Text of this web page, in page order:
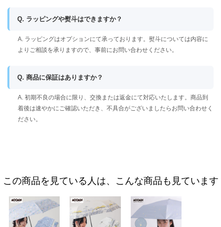
Q. ラッピングや熨斗はできますか？
A. ラッピングはオプションにて承っております。熨斗については内容に
よりご相談を承りますので、事前にお問い合わせください。
Q. 商品に保証はありますか？
A. 初期不良の場合に限り、交換または返金にて対応いたします。商品到
着後は速やかにご確認いただき、不具合がございましたらお問い合わせく
ださい。
この商品を見ている人は、こんな商品も見ています